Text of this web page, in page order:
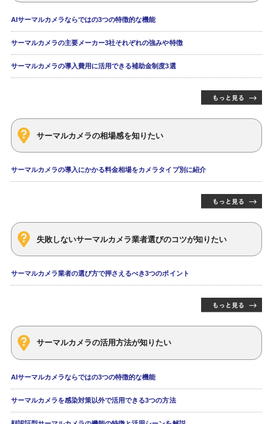
AIサーマルカメラならではの3つの特徴的な機能
サーマルカメラの主要メーカー3社それぞれの強みや特徴
サーマルカメラの導入費用に活用できる補助金制度3選
サーマルカメラの相場感を知りたい
サーマルカメラの導入にかかる料金相場をカメラタイプ別に紹介
失敗しないサーマルカメラ業者選びのコツが知りたい
サーマルカメラ業者の選び方で押さえるべき3つのポイント
サーマルカメラの活用方法が知りたい
AIサーマルカメラならではの3つの特徴的な機能
サーマルカメラを感染対策以外で活用できる3つの方法